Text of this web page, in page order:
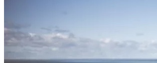
Apostasie - Séductions
Croissance - Victoire